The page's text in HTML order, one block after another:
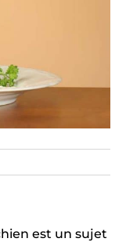
est un sujet